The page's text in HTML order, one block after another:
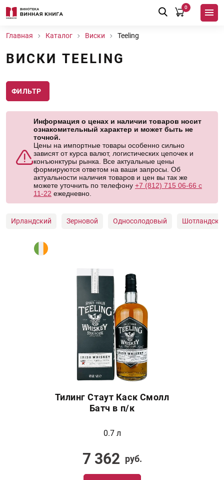
0
Главная Каталог Виски Teeling
ВИСКИ TEELING
ФИЛЬТР
Информация о ценах и наличии товаров носит
ознакомительный характер и может быть не
точной.
Цены на импортные товары особенно сильно
зависят от курса валют, логистических цепочек и
конъюнктуры рынка. Все актуальные цены
формируются ответом на ваши запросы. Об
актуальности наличия товаров и цен вы так же
можете уточнить по телефону +7 (812) 715 06-66 с
11-22 ежедневно.
Ирландский Зерновой Односолодовый
Тилинг Стаут Каск Смолл
Батч в п/к
0.7 л
7 362 руб.